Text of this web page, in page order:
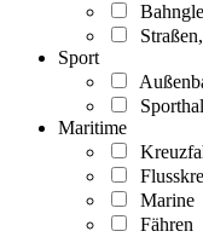
Sport
Maritime
Marine
Fähren